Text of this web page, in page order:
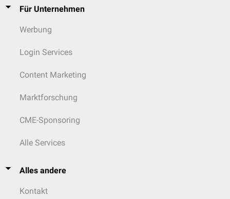
Für Unternehmen
Werbung
Login Services
Content Marketing
Marktforschung
CME-Sponsoring
Alle Services
Alles andere
Kontakt